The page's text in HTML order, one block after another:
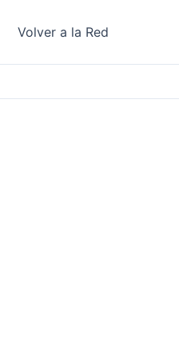
Volver a la Red